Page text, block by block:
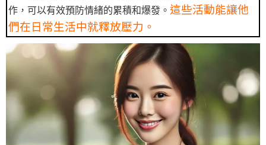
作，可以有效預防情緒的累積和爆發。 這些活動能讓他
們在日常生活中就釋放壓力。